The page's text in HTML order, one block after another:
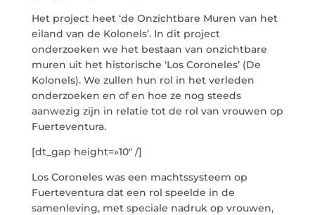
Het project heet ‘de Onzichtbare Muren van het
eiland van de Kolonels’. In dit project
onderzoeken we het bestaan ​​van onzichtbare
muren uit het historische ‘Los Coroneles’ (De
Kolonels). We zullen hun rol in het verleden
onderzoeken en of en hoe ze nog steeds
aanwezig zijn in relatie tot de rol van vrouwen op
Fuerteventura.
[dt_gap height=»10″ /]
Los Coroneles was een machtssysteem op
Fuerteventura dat een rol speelde in de
samenleving, met speciale nadruk op vrouwen,